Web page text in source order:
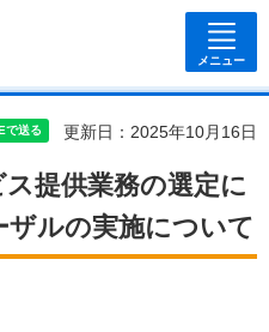
メニュー
更新日：2025年10月16日
提供業務の選定に
ルの実施について